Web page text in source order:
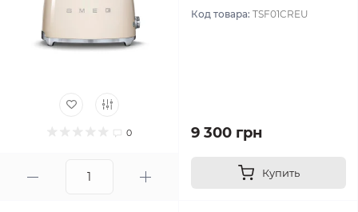
0
Код товара: TSF01CREU
9 300 грн
Купить